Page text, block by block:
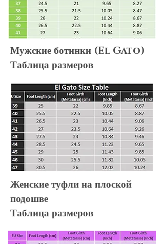
Мужские ботинки (El Gato)
Таблица размеров
Женские туфли на плоской
подошве
Таблица размеров